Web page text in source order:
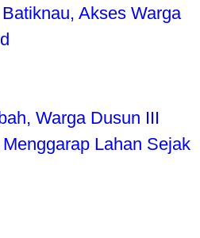
Akses Warga
Warga Dusun III
Lahan Sejak